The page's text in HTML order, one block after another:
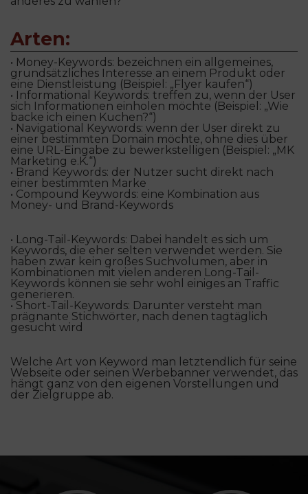
Arten:
• Money-Keywords: bezeichnen ein allgemeines,
grundsätzliches Interesse an einem Produkt oder
eine Dienstleistung (Beispiel: „Flyer kaufen“)
• Informational Keywords: treffen zu, wenn der User
sich Informationen einholen möchte (Beispiel: „Wie
backe ich einen Kuchen?“)
• Navigational Keywords: wenn der User direkt zu
einer bestimmten Domain möchte, ohne dies über
eine URL-Eingabe zu bewerkstelligen (Beispiel: „MK
Marketing e.K.“)
• Brand Keywords: der Nutzer sucht direkt nach
einer bestimmten Marke
• Compound Keywords: eine Kombination aus
Money- und Brand-Keywords
• Long-Tail-Keywords: Dabei handelt es sich um
Keywords, die eher selten verwendet werden. Sie
haben zwar kein großes Suchvolumen, aber in
Kombinationen mit vielen anderen Long-Tail-
Keywords können sie sehr wohl einiges an Traffic
generieren.
• Short-Tail-Keywords: Darunter versteht man
prägnante Stichwörter, nach denen tagtäglich
gesucht wird
Welche Art von Keyword man letztendlich für seine
Webseite oder seinen Werbebanner verwendet, das
hängt ganz von den eigenen Vorstellungen und
der Zielgruppe ab.